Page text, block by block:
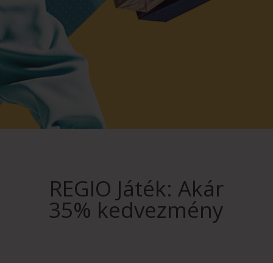
REGIO Játék: Akár
35% kedvezmény